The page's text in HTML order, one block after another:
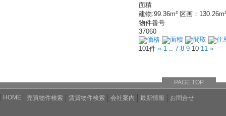
面積
建物:99.36m² 区画：130.26m²
物件番号
37060
価格
面積 間取
住
101件 « 1 7 8 9 10 11 »
PAGE TOP
HOME 売買物件検索 賃貸物件検索 会社案内 最新情報 お問合せ